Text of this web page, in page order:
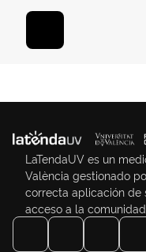
LaTendaUV es un
València gestionado
correcta aplicación de
acceso a la